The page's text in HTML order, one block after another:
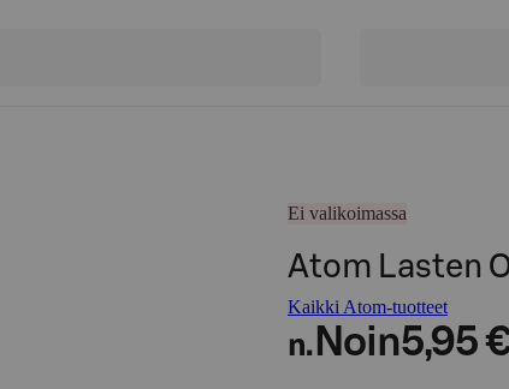
Ei valikoimassa
Atom Lasten
Kaikki Atom-tuotteet
n. Noin5,95